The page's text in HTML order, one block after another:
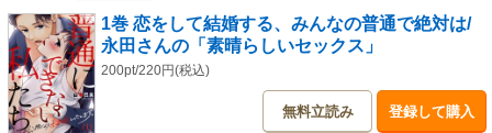
1巻 恋をして結婚する、みんなの普通で絶対は/
永田さんの「素晴らしいセックス」
200pt/220円(税込)
無料立読み 登録して購入